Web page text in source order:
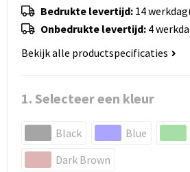
Bedrukte levertijd: 14
Onbedrukte levertijd: 4
Bekijk alle productspecificaties
1. Selecteer een kleur
Black Blue
Dark Brown